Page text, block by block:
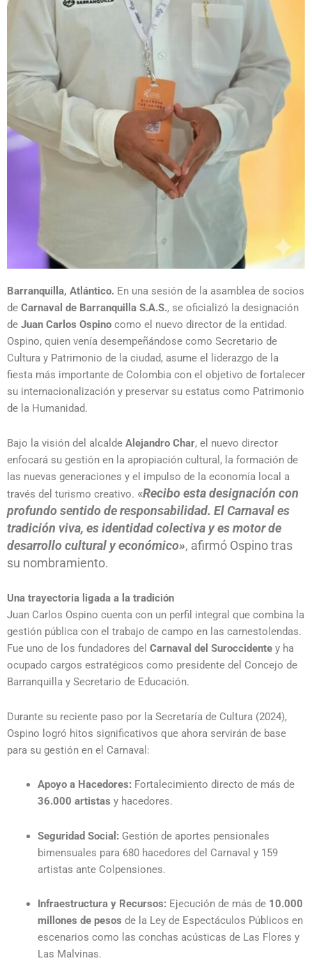
Barranquilla, Atlántico. En una sesión de la asamblea de socios
de Carnaval de Barranquilla S.A.S., se oficializó la designación
de Juan Carlos Ospino como el nuevo director de la entidad.
Ospino, quien venía desempeñándose como Secretario de
Cultura y Patrimonio de la ciudad, asume el liderazgo de la
fiesta más importante de Colombia con el objetivo de fortalecer
su internacionalización y preservar su estatus como Patrimonio
de la Humanidad.
Bajo la visión del alcalde Alejandro Char, el nuevo director
enfocará su gestión en la apropiación cultural, la formación de
las nuevas generaciones y el impulso de la economía local a
través del turismo creativo. «Recibo esta designación con
profundo sentido de responsabilidad. El Carnaval es
tradición viva, es identidad colectiva y es motor de
desarrollo cultural y económico», afirmó Ospino tras
su nombramiento.
Una trayectoria ligada a la tradición
Juan Carlos Ospino cuenta con un perfil integral que combina la
gestión pública con el trabajo de campo en las carnestolendas.
Fue uno de los fundadores del Carnaval del Suroccidente y ha
ocupado cargos estratégicos como presidente del Concejo de
Barranquilla y Secretario de Educación.
Durante su reciente paso por la Secretaría de Cultura (2024),
Ospino logró hitos significativos que ahora servirán de base
para su gestión en el Carnaval:
Apoyo a Hacedores: Fortalecimiento directo de más de
36.000 artistas y hacedores.
Seguridad Social: Gestión de aportes pensionales
bimensuales para 680 hacedores del Carnaval y 159
artistas ante Colpensiones.
Infraestructura y Recursos: Ejecución de más de 10.000
millones de pesos de la Ley de Espectáculos Públicos en
escenarios como las conchas acústicas de Las Flores y
Las Malvinas.